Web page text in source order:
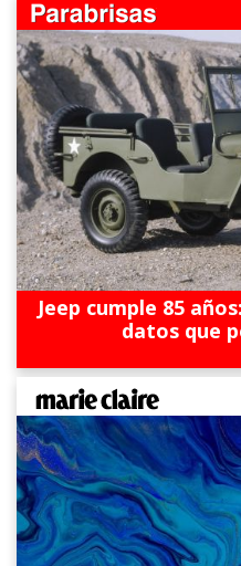
Jeep cumple 85
datos que